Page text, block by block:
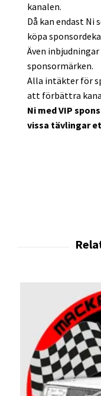
kanalen.
Då kan endast
köpa
Även
sponsormärken.
Alla intäkter för
att förbättra
Ni med VIP
vissa tävlingar